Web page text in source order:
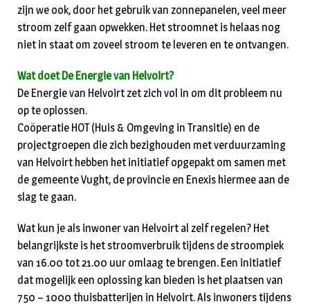
zijn we ook, door het gebruik van zonnepanelen, veel meer
stroom zelf gaan opwekken. Het stroomnet is helaas nog
niet in staat om zoveel stroom te leveren en te ontvangen.
Wat doet De Energie van Helvoirt?
De Energie van Helvoirt zet zich vol in om dit probleem nu
op te oplossen.
Coöperatie HOT (Huis & Omgeving in Transitie) en de
projectgroepen die zich bezighouden met verduurzaming
van Helvoirt hebben het initiatief opgepakt om samen met
de gemeente Vught, de provincie en Enexis hiermee aan de
slag te gaan.
Wat kun je als inwoner van Helvoirt al zelf regelen? Het
belangrijkste is het stroomverbruik tijdens de stroompiek
van 16.00 tot 21.00 uur omlaag te brengen. Een initiatief
dat mogelijk een oplossing kan bieden is het plaatsen van
750 – 1000 thuisbatterijen in Helvoirt. Als inwoners tijdens